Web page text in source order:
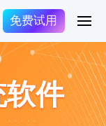
免费试用
件